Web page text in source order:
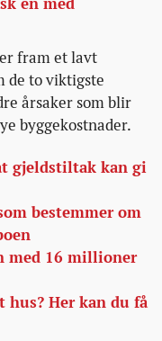
fram et lavt
de to viktigste
årsaker som blir
byggekostnader.
gjeldstiltak kan gi
bestemmer om
med 16 millioner
Her kan du få